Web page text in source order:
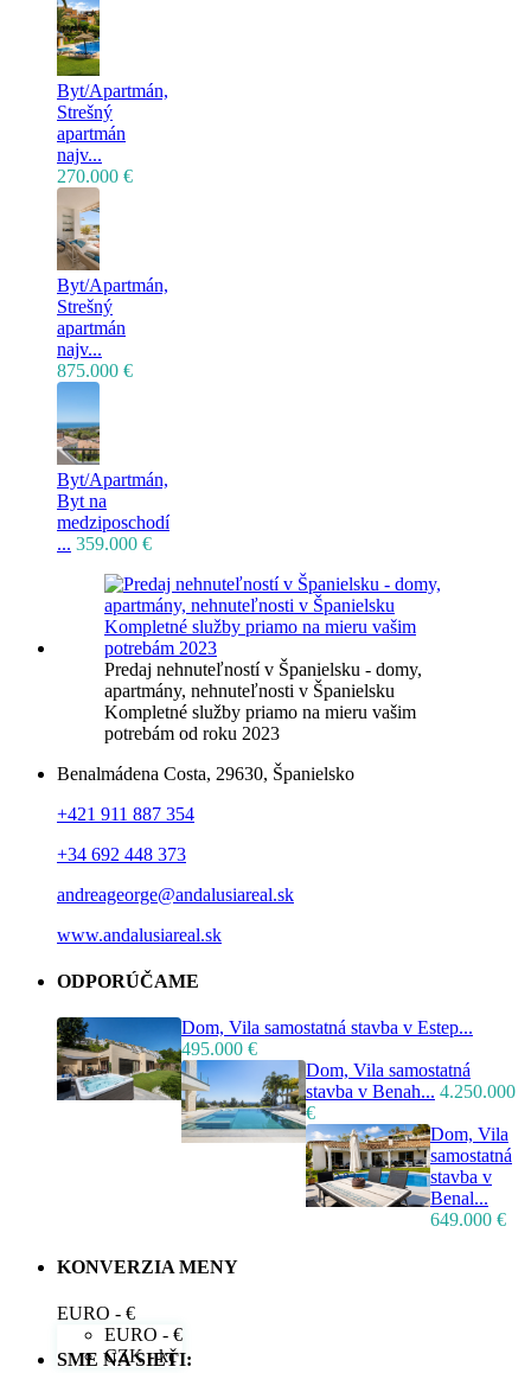
Byt/Apartmán,
Strešný
apartmán
najv...
270.000 €
Byt/Apartmán,
Strešný
apartmán
najv...
875.000 €
Byt/Apartmán,
Byt na
medziposchodí
... 359.000 €
Predaj nehnuteľností v Španielsku - domy,
apartmány, nehnuteľnosti v Španielsku
Kompletné služby priamo na mieru vašim
potrebám od roku 2023
Benalmádena Costa, 29630, Španielsko
+421 911 887 354
+34 692 448 373
andreageorge@andalusiareal.sk
www.andalusiareal.sk
ODPORÚČAME
Dom, Vila samostatná stavba v Estep...
495.000 €
Dom, Vila samostatná
stavba v Benah... 4.250.000
€
Dom, Vila
samostatná
stavba v
Benal...
649.000 €
KONVERZIA MENY
EURO - €
EURO - €
CZK - kč
SME NA SIETI: